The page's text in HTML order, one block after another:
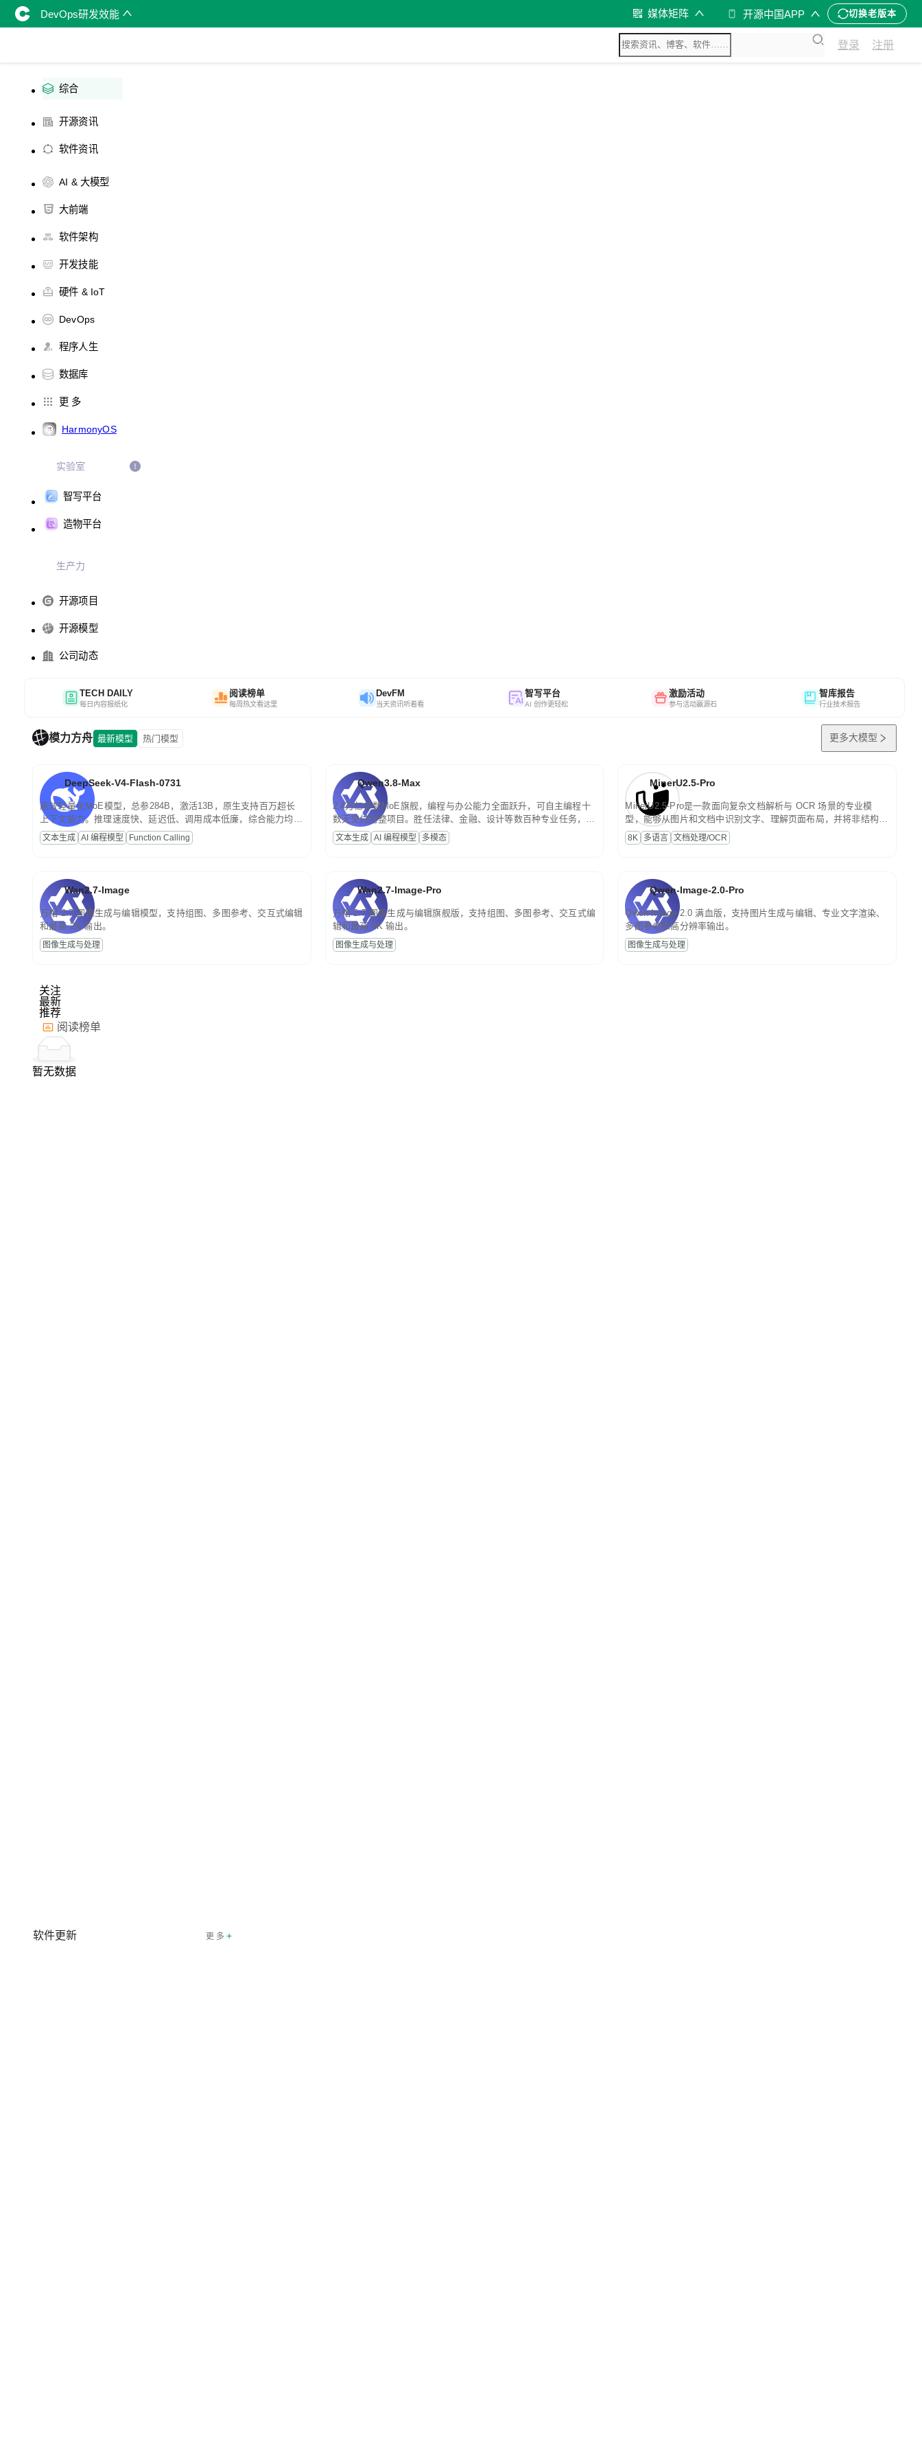
DevOps研发效能 媒体矩阵 开源中国APP 切换老版本
登录 注册
综合
开源资讯
软件资讯
AI & 大模型
大前端
软件架构
开发技能
硬件 & IoT
DevOps
程序人生
数据库
更 多
HarmonyOS
实验室
智写平台
造物平台
生产力
开源项目
开源模型
公司动态
TECH DAILY
每日内容报纸化
阅读榜单
每周热文看这里
DevFM
当天资讯听着看
智写平台
AI 创作更轻松
激励活动
参与活动赢源石
智库报告
行业技术报告
模力方舟 最新模型 热门模型 更多大模型
DeepSeek-V4-Flash-0731
高效轻量化MoE模型，总参284B，激活13B，原生支持百万超长
上下文能力。推理速度快、延迟低、调用成本低廉，综合能力均
衡，主打高并发、轻量化任务，适合日常对话、内容创作、基础
RAG、批量文案处理等普惠刚需场景。
文本生成 AI 编程模型 Function Calling
Qwen3.8-Max
2.4万亿参数MoE旗舰，编程与办公能力全面跃升，可自主编程十
数天交付完整项目。胜任法律、金融、设计等数百种专业任务，一
次对话端到端交付生产级成果。原生视觉理解贯穿规划、执行与验
证全流程，支持超长文档与长视频的深度语义解析。长程任务中自
文本生成 AI 编程模型 多模态
MinerU2.5-Pro
MinerU2.5-Pro是一款面向复杂文档解析与 OCR 场景的专业模
型，能够从图片和文档中识别文字、理解页面布局，并将非结构化
内容转换为便于存储、检索和二次处理的结构化结果。
8K 多语言 文档处理/OCR
Wan2.7-Image
万相 2.7 图像生成与编辑模型，支持组图、多图参考、交互式编辑
和最高 2K 输出。
图像生成与处理
Wan2.7-Image-Pro
万相 2.7 图像生成与编辑旗舰版，支持组图、多图参考、交互式编
辑和最高 4K 输出。
图像生成与处理
Qwen-Image-2.0-Pro
Qwen-Image-2.0 满血版，支持图片生成与编辑、专业文字渲染、
多图参考和高分辨率输出。
图像生成与处理
关注
最新
推荐
阅读榜单
暂无数据
软件更新 更 多 +